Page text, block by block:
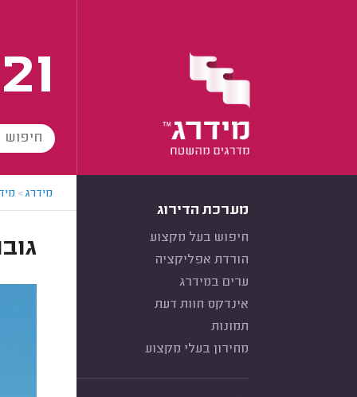
מערכת הדירוג
חיפוש בעל מקצוע
הורדת אפליקציה
ערים במידרג
אינדקס חוות דעת
תמונות
מחירון בעלי מקצוע
מידרג>